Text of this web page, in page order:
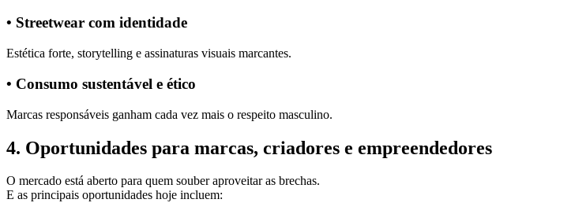
• Streetwear com identidade
Estética forte, storytelling e assinaturas visuais marcantes.
• Consumo sustentável e ético
Marcas responsáveis ganham cada vez mais o respeito masculino.
4. Oportunidades para marcas, criadores e empreendedores
O mercado está aberto para quem souber aproveitar as brechas.
E as principais oportunidades hoje incluem: